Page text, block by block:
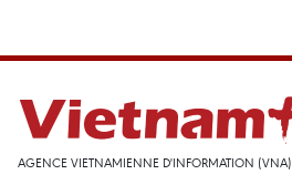
AGENCE VIETNAMIENNE D'INFORMATION (VNA)